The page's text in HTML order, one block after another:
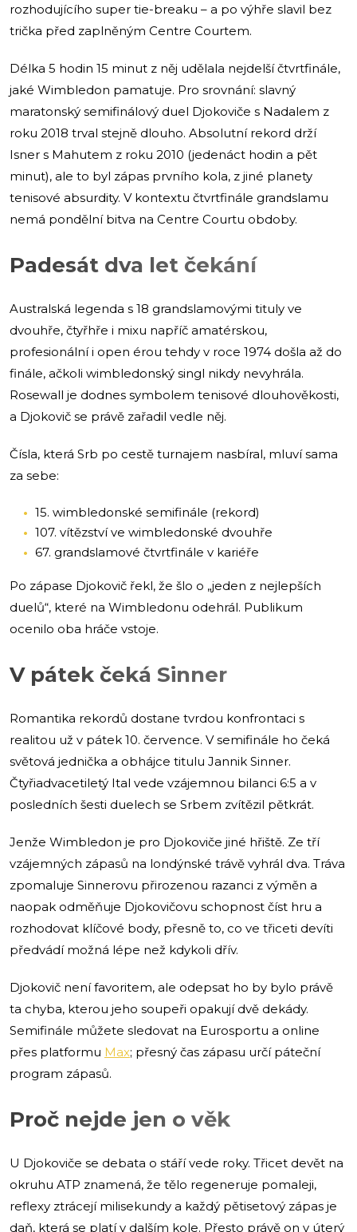
rozhodujícího super tie-breaku – a po výhře slavil bez
trička před zaplněným Centre Courtem.
Délka 5 hodin 15 minut z něj udělala nejdelší čtvrtfinále,
jaké Wimbledon pamatuje. Pro srovnání: slavný
maratonský semifinálový duel Djokoviče s Nadalem z
roku 2018 trval stejně dlouho. Absolutní rekord drží
Isner s Mahutem z roku 2010 (jedenáct hodin a pět
minut), ale to byl zápas prvního kola, z jiné planety
tenisové absurdity. V kontextu čtvrtfinále grandslamu
nemá pondělní bitva na Centre Courtu obdoby.
Padesát dva let čekání
Australská legenda s 18 grandslamovými tituly ve
dvouhře, čtyřhře i mixu napříč amatérskou,
profesionální i open érou tehdy v roce 1974 došla až do
finále, ačkoli wimbledonský singl nikdy nevyhrála.
Rosewall je dodnes symbolem tenisové dlouhověkosti,
a Djokovič se právě zařadil vedle něj.
Čísla, která Srb po cestě turnajem nasbíral, mluví sama
za sebe:
15. wimbledonské semifinále (rekord)
107. vítězství ve wimbledonské dvouhře
67. grandslamové čtvrtfinále v kariéře
Po zápase Djokovič řekl, že šlo o „jeden z nejlepších
duelů“, které na Wimbledonu odehrál. Publikum
ocenilo oba hráče vstoje.
V pátek čeká Sinner
Romantika rekordů dostane tvrdou konfrontaci s
realitou už v pátek 10. července. V semifinále ho čeká
světová jednička a obhájce titulu Jannik Sinner.
Čtyřiadvacetiletý Ital vede vzájemnou bilanci 6:5 a v
posledních šesti duelech se Srbem zvítězil pětkrát.
Jenže Wimbledon je pro Djokoviče jiné hřiště. Ze tří
vzájemných zápasů na londýnské trávě vyhrál dva. Tráva
zpomaluje Sinnerovu přirozenou razanci z výměn a
naopak odměňuje Djokovičovu schopnost číst hru a
rozhodovat klíčové body, přesně to, co ve třiceti devíti
předvádí možná lépe než kdykoli dřív.
Djokovič není favoritem, ale odepsat ho by bylo právě
ta chyba, kterou jeho soupeři opakují dvě dekády.
Semifinále můžete sledovat na Eurosportu a online
přes platformu Max; přesný čas zápasu určí páteční
program zápasů.
Proč nejde jen o věk
U Djokoviče se debata o stáří vede roky. Třicet devět na
okruhu ATP znamená, že tělo regeneruje pomaleji,
reflexy ztrácejí milisekundy a každý pětisetový zápas je
daň, která se platí v dalším kole. Přesto právě on v úterý